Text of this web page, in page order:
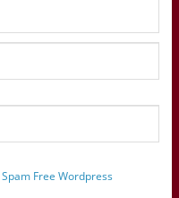
Spam Free Wordpress